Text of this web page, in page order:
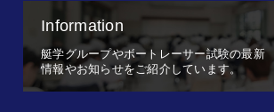
Information
艇学グループやボートレーサー試験の最新
情報やお知らせをご紹介しています。